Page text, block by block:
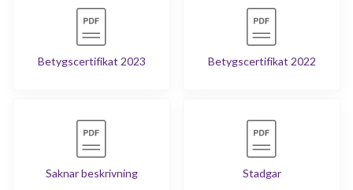
Betygscertifikat 2023 Betygscertifikat 2022
Saknar beskrivning Stadgar